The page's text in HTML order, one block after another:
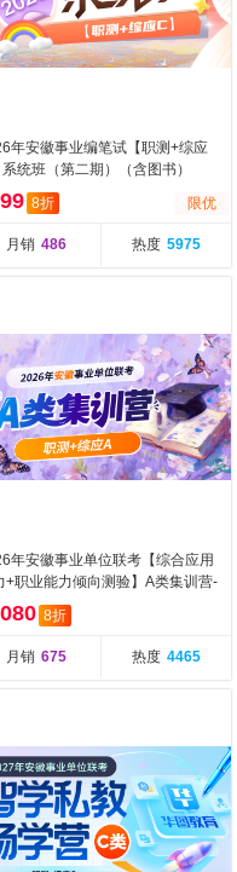
年安徽事业编笔试【职测+综应
统班（第二期）（含图书）
8折 限优
月销 486 热度 5975
年安徽事业单位联考【综合应用
+职业能力倾向测验】A类集训营-
期（含图书）
8折
月销 675 热度 4465